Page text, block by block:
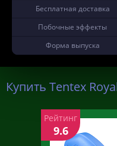
Бесплатная доставка
Побочные эффекты
Форма выпуска
Купить Tentex
Рейтинг
9.6